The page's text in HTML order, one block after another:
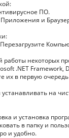
ПО.
Приложения и
работы некоторых
.NET Framework,
их в первую
устанавливать на
и установка
в папку и
и удобно.